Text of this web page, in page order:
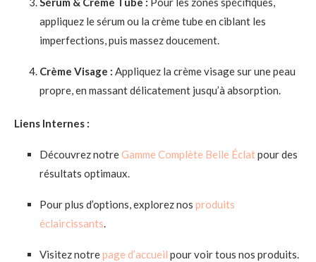
appliquez le sérum ou la crème tube en ciblant les
imperfections, puis massez doucement.
Crème Visage : Appliquez la crème visage sur une peau
propre, en massant délicatement jusqu’à absorption.
Liens Internes :
Découvrez notreGamme Complète Belle Éclatpour des
résultats optimaux.
Pour plus d’options, explorez nos produits
éclaircissants.
Visitez notrepage d’accueil pour voir tous nos produits.